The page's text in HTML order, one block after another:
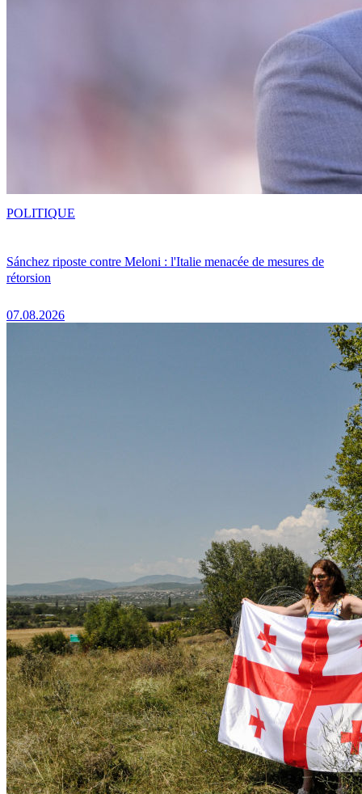
Sánchez riposte contre Meloni : l'Italie menacée de mesures de
rétorsion
07.08.2026
POLITIQUE